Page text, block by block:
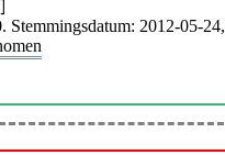
Stemmingsdatum: 2012-05-24,